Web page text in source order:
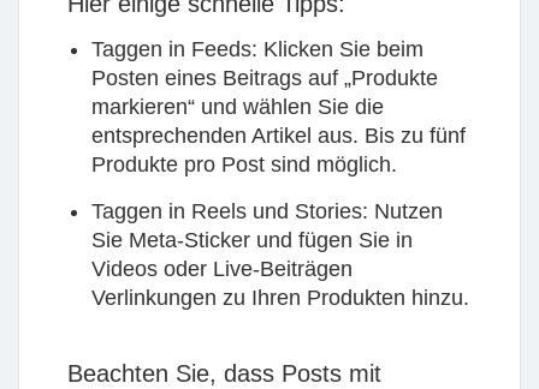
Taggen in Feeds: Klicken Sie beim
Posten eines Beitrags auf „Produkte
markieren“ und wählen Sie die
entsprechenden Artikel aus. Bis zu fünf
Produkte pro Post sind möglich.
Taggen in Reels und Stories: Nutzen
Sie Meta-Sticker und fügen Sie in
Videos oder Live-Beiträgen
Verlinkungen zu Ihren Produkten hinzu.
Beachten Sie, dass Posts mit